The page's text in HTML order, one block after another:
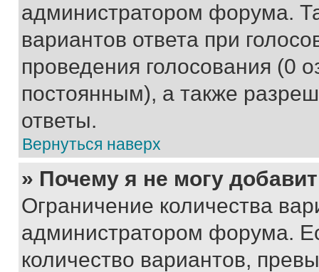
администратором форума.
вариантов ответа при
проведения голосования (0
постоянным), а также
ответы.
Вернуться наверх
» Почему я не могу
Ограничение количества
администратором форума.
количество вариантов,